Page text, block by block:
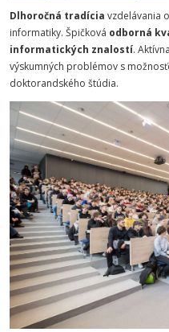
Dlhoročná tradícia vzdelávania
informatiky. Špičková odborná
informatických znalostí.
výskumných problémov s
doktorandského štúdia.